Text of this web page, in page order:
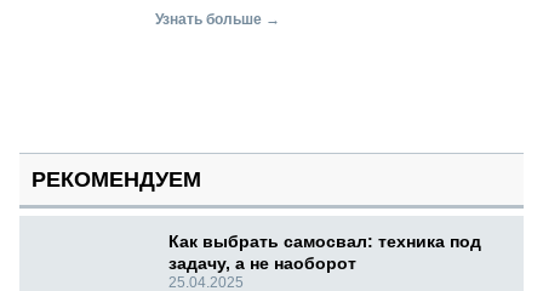
Узнать больше →
РЕКОМЕНДУЕМ
Как выбрать самосвал: техника под
задачу, а не наоборот
25.04.2025